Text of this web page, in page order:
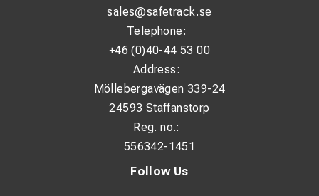
Follow Us
sales@safetrack.se
Telephone:
+46 (0)40-44 53 00
Address:
Möllebergavägen 339-24
24593 Staffanstorp
Reg. no.:
556342-1451